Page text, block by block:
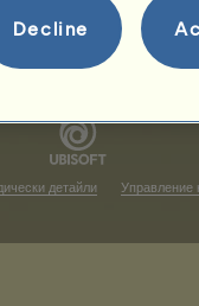
детайли Управление
Decline